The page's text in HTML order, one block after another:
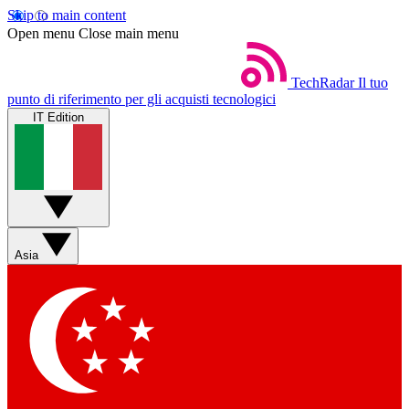
Skip to main content
Open menu Close main menu
TechRadar Il tuo
punto di riferimento per gli acquisti tecnologici
IT Edition
Asia